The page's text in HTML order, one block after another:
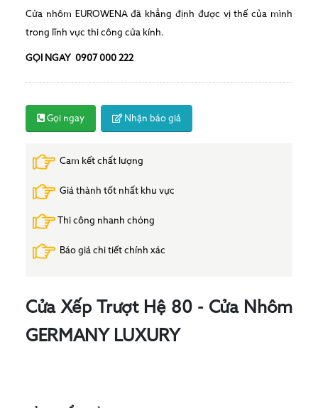
Cửa nhôm EUROWENA đã khẳng định được vị thế của mình
trong lĩnh vực thi công cửa kính.
GỌI NGAY 0907 000 222
Gọi ngay Nhận báo giá
Cam kết chất lượng
Giá thành tốt nhất khu vực
Thi công nhanh chóng
Báo giá chi tiết chính xác
Cửa Xếp Trượt Hệ 80 - Cửa Nhôm
GERMANY LUXURY